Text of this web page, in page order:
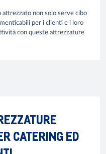
attrezzato non solo serve cibo
per i clienti e i loro
con queste attrezzature
CATERING ED